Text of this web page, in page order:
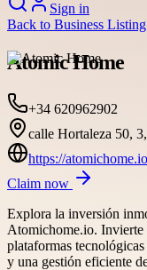
Sign in
Back to Business Listing
Atomic Home
+34 620962902
calle Hortaleza 50,
https://atomichome.io
Claim now
Explora la inversión
Atomichome.io. Invierte
plataformas
y una gestión eficiente